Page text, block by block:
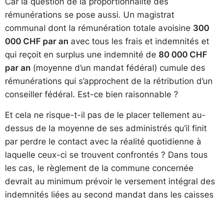
rémunérations se pose aussi. Un magistrat
communal dont la rémunération totale avoisine 300
000 CHF par an avec tous les frais et indemnités et
qui reçoit en surplus une indemnité de 80 000 CHF
par an (moyenne d’un mandat fédéral) cumule des
rémunérations qui s’approchent de la rétribution d’un
conseiller fédéral. Est-ce bien raisonnable ?
Et cela ne risque-t-il pas de le placer tellement au-
dessus de la moyenne de ses administrés qu’il finit
par perdre le contact avec la réalité quotidienne à
laquelle ceux-ci se trouvent confrontés ? Dans tous
les cas, le règlement de la commune concernée
devrait au minimum prévoir le versement intégral des
indemnités liées au second mandat dans les caisses